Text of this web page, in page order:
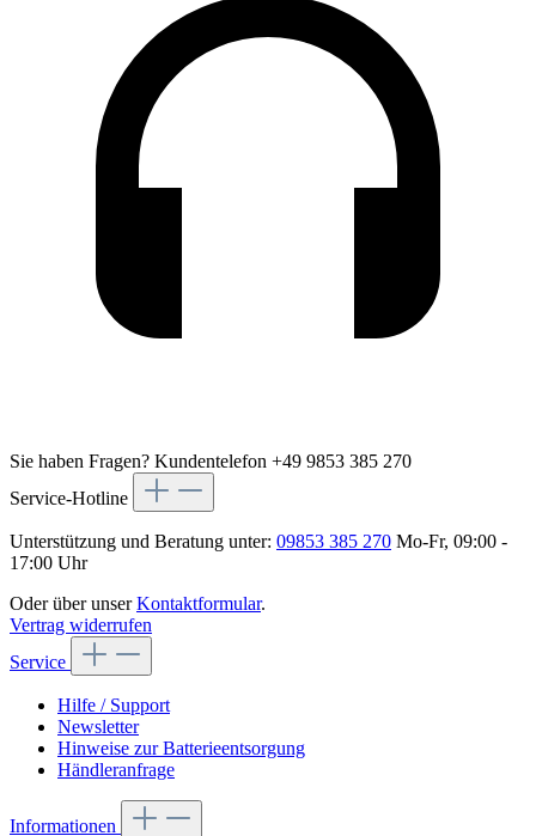
Sie haben Fragen? Kundentelefon +49 9853 385 270
Service-Hotline
Unterstützung und Beratung unter: 09853 385 270 Mo-Fr, 09:00 -
17:00 Uhr
Oder über unserKontaktformular.
Vertrag widerrufen
Service
Hilfe / Support
Newsletter
Hinweise zur Batterieentsorgung
Händleranfrage
Informationen